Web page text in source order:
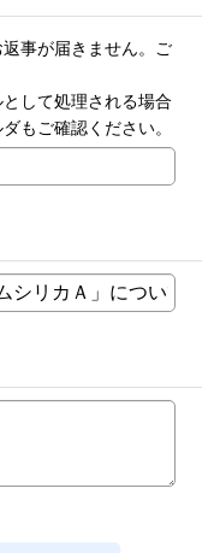
事が届きません。ご
して処理される場合
もご確認ください。